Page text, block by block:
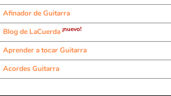
Afinador de Guitarra
Blog de LaCuerda ¡nuevo!
Aprender a tocar Guitarra
Acordes Guitarra